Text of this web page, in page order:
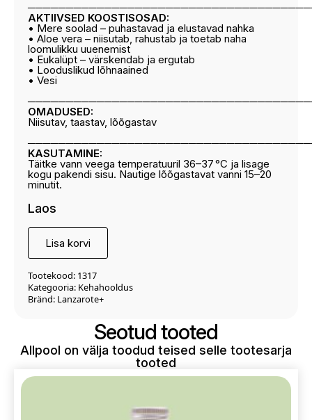
AKTIIVSED KOOSTISOSAD:
• Mere soolad – puhastavad ja elustavad nahka
• Aloe vera – niisutab, rahustab ja toetab naha
loomulikku uuenemist
• Eukalüpt – värskendab ja ergutab
• Looduslikud lõhnaained
• Vesi
OMADUSED:
Niisutav, taastav, lõõgastav
KASUTAMINE:
Täitke vann veega temperatuuril 36–37 °C ja lisage
kogu pakendi sisu. Nautige lõõgastavat vanni 15–20
minutit.
Laos
Lisa korvi
Tootekood: 1317
Kategooria: Kehahooldus
Bränd: Lanzarote+
Seotud tooted
Allpool on välja toodud teised selle tootesarja
tooted